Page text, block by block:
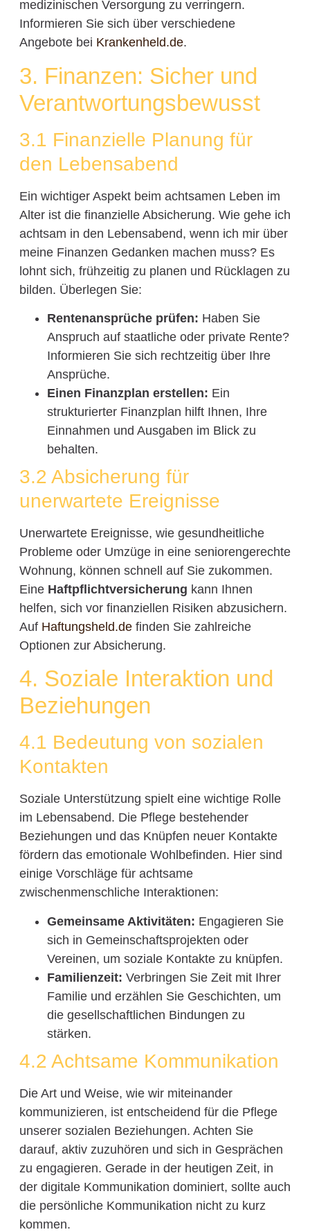
medizinischen Versorgung zu verringern.
Informieren Sie sich über verschiedene
Angebote bei Krankenheld.de.
3. Finanzen: Sicher und
Verantwortungsbewusst
3.1 Finanzielle Planung für
den Lebensabend
Ein wichtiger Aspekt beim achtsamen Leben im
Alter ist die finanzielle Absicherung. Wie gehe ich
achtsam in den Lebensabend, wenn ich mir über
meine Finanzen Gedanken machen muss? Es
lohnt sich, frühzeitig zu planen und Rücklagen zu
bilden. Überlegen Sie:
Rentenansprüche prüfen: Haben Sie
Anspruch auf staatliche oder private Rente?
Informieren Sie sich rechtzeitig über Ihre
Ansprüche.
Einen Finanzplan erstellen: Ein
strukturierter Finanzplan hilft Ihnen, Ihre
Einnahmen und Ausgaben im Blick zu
behalten.
3.2 Absicherung für
unerwartete Ereignisse
Unerwartete Ereignisse, wie gesundheitliche
Probleme oder Umzüge in eine seniorengerechte
Wohnung, können schnell auf Sie zukommen.
Eine Haftpflichtversicherung kann Ihnen
helfen, sich vor finanziellen Risiken abzusichern.
Auf Haftungsheld.definden Sie zahlreiche
Optionen zur Absicherung.
4. Soziale Interaktion und
Beziehungen
4.1 Bedeutung von sozialen
Kontakten
Soziale Unterstützung spielt eine wichtige Rolle
im Lebensabend. Die Pflege bestehender
Beziehungen und das Knüpfen neuer Kontakte
fördern das emotionale Wohlbefinden. Hier sind
einige Vorschläge für achtsame
zwischenmenschliche Interaktionen:
Gemeinsame Aktivitäten: Engagieren Sie
sich in Gemeinschaftsprojekten oder
Vereinen, um soziale Kontakte zu knüpfen.
Familienzeit: Verbringen Sie Zeit mit Ihrer
Familie und erzählen Sie Geschichten, um
die gesellschaftlichen Bindungen zu
stärken.
4.2 Achtsame Kommunikation
Die Art und Weise, wie wir miteinander
kommunizieren, ist entscheidend für die Pflege
unserer sozialen Beziehungen. Achten Sie
darauf, aktiv zuzuhören und sich in Gesprächen
zu engagieren. Gerade in der heutigen Zeit, in
der digitale Kommunikation dominiert, sollte auch
die persönliche Kommunikation nicht zu kurz
kommen.